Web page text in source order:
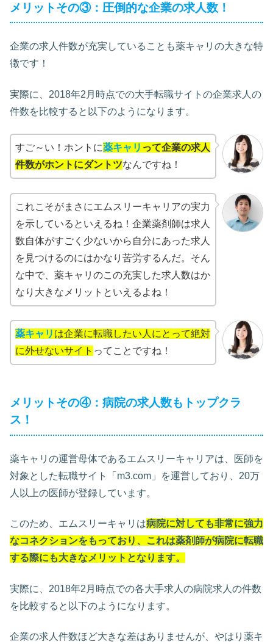
メリットその③：圧倒的な企業の求人数！
企業の求人件数が充実していることも薬キャリの大きな特
徴です！
実際に、2018年2月時点での大手転職サイトの企業求人の
件数を比較すると以下のようになります。
すご～い！ホントに薬キャリ って企業の求人
件数がホントにダントツなんですね！
これこそがまさにエムスリーキャリアの実力
を示しているといえるね！企業薬剤師は求人
数自体がすごく少ないから自分にあった求人
を見つけるのにはかなり苦労するんだ。そん
な中で、薬キャリのこの充実した求人数はか
なり大きなメリットといえるよね！
薬キャリ は企業に転職したい人にとって絶対
に外せないサイト ってことですね！
メリットその④：病院の求人数もトップクラ
ス！
薬キャリの運営母体であるエムスリーキャリアは、医師を
対象とした転職サイト「m3.com」を運営しており、20万
人以上の医師が登録しています。
このため、エムスリーキャリは病院に対しても非常に強力
なコネクションをもっており、これは薬剤師が病院に転職
する際にも大きなメリットとなります。
実際に、2018年2月時点での各大手求人の病院求人の件数
を比較すると以下のようになります。
企業の求人件数ほど大きな差はありませんが、やはり薬キ